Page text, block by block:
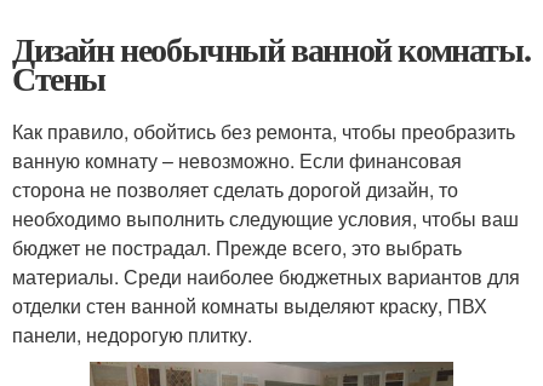
Дизайн необычный ванной комнаты.
Стены
Как правило, обойтись без ремонта, чтобы преобразить
ванную комнату – невозможно. Если финансовая
сторона не позволяет сделать дорогой дизайн, то
необходимо выполнить следующие условия, чтобы ваш
бюджет не пострадал. Прежде всего, это выбрать
материалы. Среди наиболее бюджетных вариантов для
отделки стен ванной комнаты выделяют краску, ПВХ
панели, недорогую плитку.